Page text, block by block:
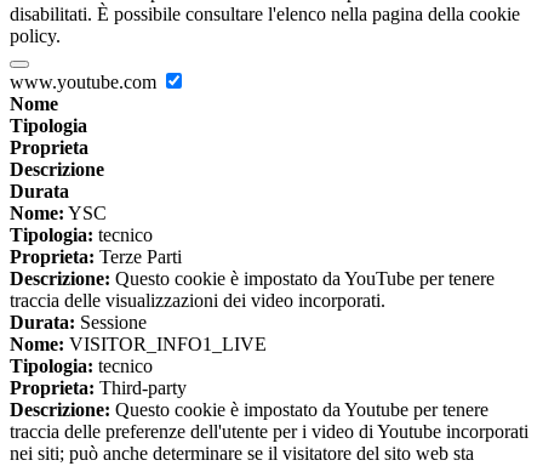
disabilitati. È possibile consultare l'elenco nella pagina della cookie
policy.
www.youtube.com
Nome
Tipologia
Proprieta
Descrizione
Durata
Nome: YSC
Tipologia: tecnico
Proprieta: Terze Parti
Descrizione: Questo cookie è impostato da YouTube per tenere
traccia delle visualizzazioni dei video incorporati.
Durata: Sessione
Nome: VISITOR_INFO1_LIVE
Tipologia: tecnico
Proprieta: Third-party
Descrizione: Questo cookie è impostato da Youtube per tenere
traccia delle preferenze dell'utente per i video di Youtube incorporati
nei siti; può anche determinare se il visitatore del sito web sta